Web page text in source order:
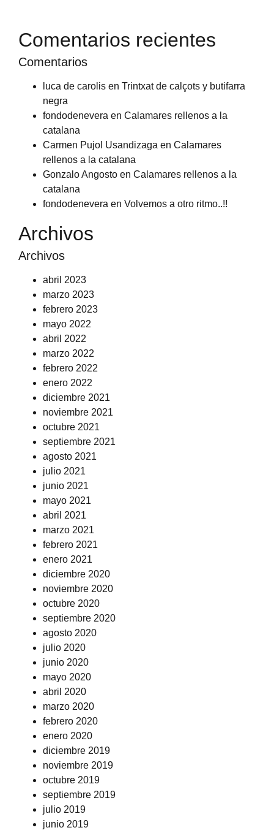
Comentarios recientes
Comentarios
luca de carolis en Trintxat de calçots y butifarra
negra
fondodenevera en Calamares rellenos a la
catalana
Carmen Pujol Usandizaga en Calamares
rellenos a la catalana
Gonzalo Angosto en Calamares rellenos a la
catalana
fondodenevera en Volvemos a otro ritmo..!!
Archivos
Archivos
abril 2023
marzo 2023
febrero 2023
mayo 2022
abril 2022
marzo 2022
febrero 2022
enero 2022
diciembre 2021
noviembre 2021
octubre 2021
septiembre 2021
agosto 2021
julio 2021
junio 2021
mayo 2021
abril 2021
marzo 2021
febrero 2021
enero 2021
diciembre 2020
noviembre 2020
octubre 2020
septiembre 2020
agosto 2020
julio 2020
junio 2020
mayo 2020
abril 2020
marzo 2020
febrero 2020
enero 2020
diciembre 2019
noviembre 2019
octubre 2019
septiembre 2019
julio 2019
junio 2019